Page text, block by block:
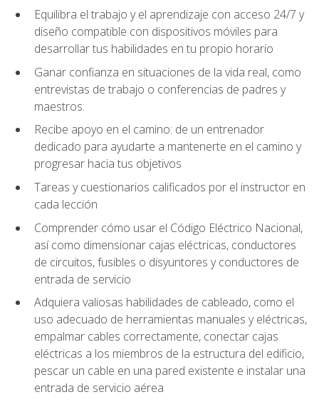
Equilibra el trabajo y el aprendizaje con acceso 24/7 y
diseño compatible con dispositivos móviles para
desarrollar tus habilidades en tu propio horario
Ganar confianza en situaciones de la vida real, como
entrevistas de trabajo o conferencias de padres y
maestros.
Recibe apoyo en el camino: de un entrenador
dedicado para ayudarte a mantenerte en el camino y
progresar hacia tus objetivos
Tareas y cuestionarios calificados por el instructor en
cada lección
Comprender cómo usar el Código Eléctrico Nacional,
así como dimensionar cajas eléctricas, conductores
de circuitos, fusibles o disyuntores y conductores de
entrada de servicio
Adquiera valiosas habilidades de cableado, como el
uso adecuado de herramientas manuales y eléctricas,
empalmar cables correctamente, conectar cajas
eléctricas a los miembros de la estructura del edificio,
pescar un cable en una pared existente e instalar una
entrada de servicio aérea